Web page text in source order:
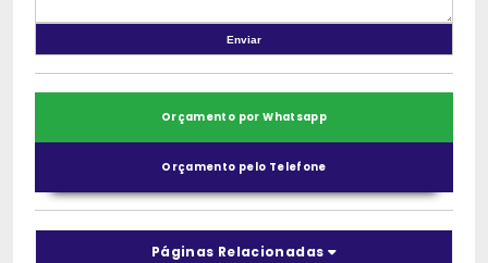
Orçamento por Whatsapp
Orçamento pelo Telefone
Páginas Relacionadas